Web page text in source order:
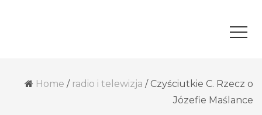
Home / radio i telewizja / Czyściutkie C. Rzecz o
Józefie Maślance